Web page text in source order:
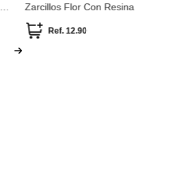
Zarcillos Flor Con Resina
Ref.12.90